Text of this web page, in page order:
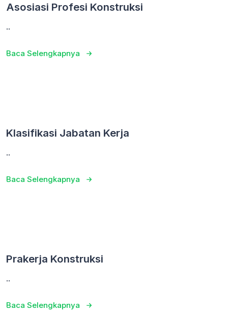
Asosiasi Profesi Konstruksi
..
Baca Selengkapnya
Klasifikasi Jabatan Kerja
..
Baca Selengkapnya
Prakerja Konstruksi
..
Baca Selengkapnya